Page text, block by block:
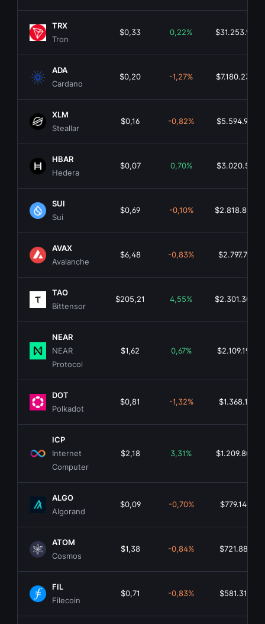
TRX
Tron
$0,33 0,22%
ADA
Cardano
$0,20 -1,27%
XLM
Steallar
$0,16 -0,82%
HBAR
Hedera
$0,07 0,70%
SUI
Sui
$0,69 -0,10%
AVAX
Avalanche
$6,48 -0,83%
TAO
Bittensor
$205,21 4,55%
NEAR
NEAR
Protocol
$1,62 0,67%
DOT
Polkadot
$0,81 -1,32%
ICP
Internet
Computer
$2,18 3,31%
ALGO
Algorand
$0,09 -0,70%
ATOM
Cosmos
$1,38 -0,84%
FIL
Filecoin
$0,71 -0,83%